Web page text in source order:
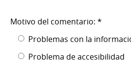
Motivo del comentario: *
Problemas con la
Problema de accesibilidad